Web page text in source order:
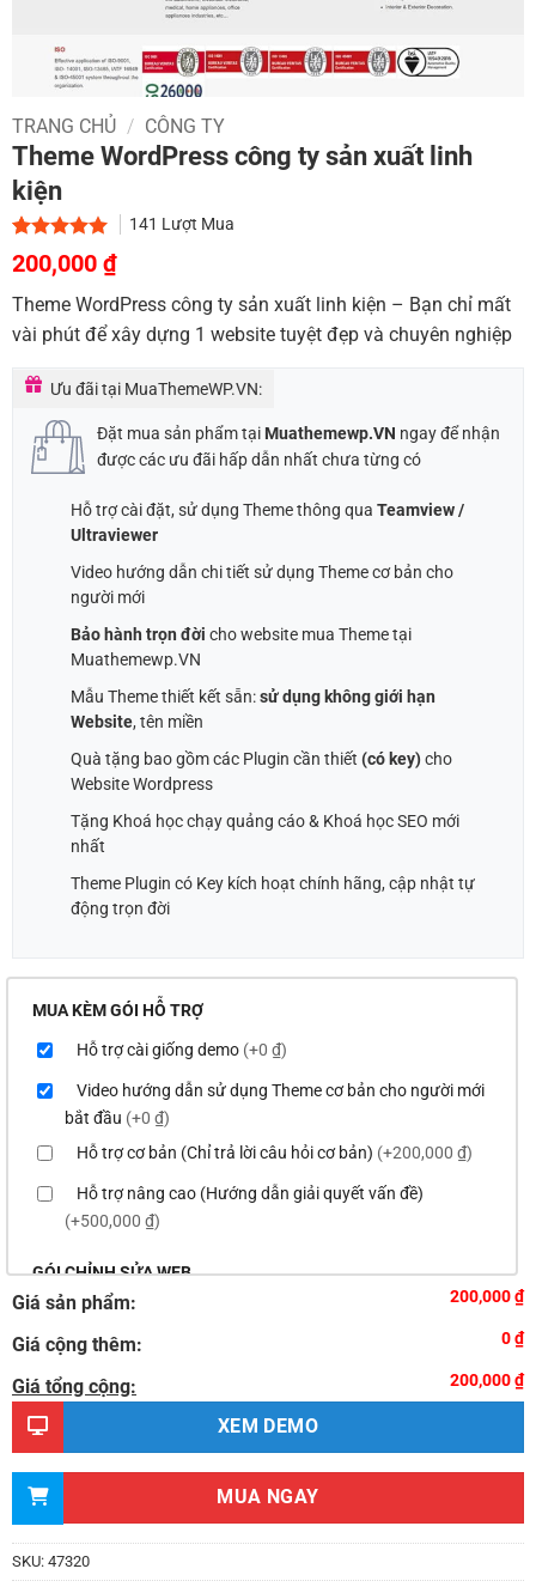
TRANG CHỦ / CÔNG TY
Theme WordPress công ty sản xuất linh
kiện
5.00trên 5
dựa trên
1
141 Lượt Mua
Giá
gốc
là:
900,000 ₫.
200,000 ₫Giá
hiện
tại
là:
200,000 ₫.
Theme WordPress công ty sản xuất linh kiện – Bạn chỉ mất
vài phút để xây dựng 1 website tuyệt đẹp và chuyên nghiệp
Ưu đãi tại MuaThemeWP.VN:
Đặt mua sản phẩm tại Muathemewp.VN ngay để nhận
được các ưu đãi hấp dẫn nhất chưa từng có
Hỗ trợ cài đặt, sử dụng Theme thông qua Teamview /
Ultraviewer
Video hướng dẫn chi tiết sử dụng Theme cơ bản cho
người mới
Bảo hành trọn đời cho website mua Theme tại
Muathemewp.VN
Mẫu Theme thiết kết sẵn:sử dụng không giới hạn
Website, tên miền
Quà tặng bao gồm các Plugin cần thiết (có key)cho
Website Wordpress
Tặng Khoá học chạy quảng cáo & Khoá học SEO mới
nhất
Theme Plugin có Key kích hoạt chính hãng, cập nhật tự
động trọn đời
MUA KÈM GÓI HỖ TRỢ
Hỗ trợ cài giống demo (+0 ₫)
Video hướng dẫn sử dụng Theme cơ bản cho người mới
bắt đầu (+0 ₫)
Hỗ trợ cơ bản (Chỉ trả lời câu hỏi cơ bản) (+200,000 ₫)
Hỗ trợ nâng cao (Hướng dẫn giải quyết vấn đề)
(+500,000 ₫)
GÓI CHỈNH SỬA WEB
Thay logo & thông tin doanh nghiệp
Đổi màu chủ đạo của theme theo tông màu của logo
(+200,000 ₫)
Sửa danh mục và sắp xếp lại thanh menu chuẩn
Thay đổi bố cục trang chủ (đơn giản)(+500,000 ₫)
Thiết kế 2 banner chạy ở slider chính
Giá sản phẩm: 200,000 ₫
Giá cộng thêm: 0 ₫
Giá tổng cộng: 200,000 ₫
XEM DEMO
MUA NGAY
SKU: 47320